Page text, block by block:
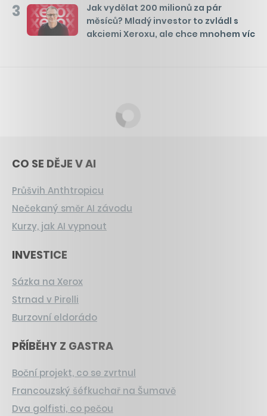
3
Jak vydělat 200 milionů za pár
měsíců? Mladý investor to zvládl s
akciemi Xeroxu, ale chce mnohem víc
CO SE DĚJE V AI
Průšvih Anthtropicu
Nečekaný směr AI závodu
Kurzy, jak AI vypnout
INVESTICE
Sázka na Xerox
Strnad v Pirelli
Burzovní eldorádo
PŘÍBĚHY Z GASTRA
Boční projekt, co se zvrtnul
Francouzský šéfkuchař na Šumavě
Dva golfisti, co pečou